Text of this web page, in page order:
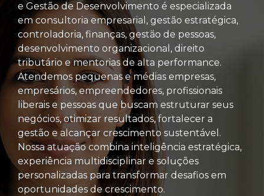
e Gestão de Desenvolvimento é especializada
em consultoria empresarial, gestão estratégica,
controladoria, finanças, gestão de pessoas,
desenvolvimento organizacional, direito
tributário e mentorias de alta performance.
Atendemos pequenas e médias empresas,
empresários, empreendedores, profissionais
liberais e pessoas que buscam estruturar seus
negócios, otimizar resultados, fortalecer a
gestão e alcançar crescimento sustentável.
Nossa atuação combina inteligência estratégica,
experiência multidisciplinar e soluções
personalizadas para transformar desafios em
oportunidades de crescimento.